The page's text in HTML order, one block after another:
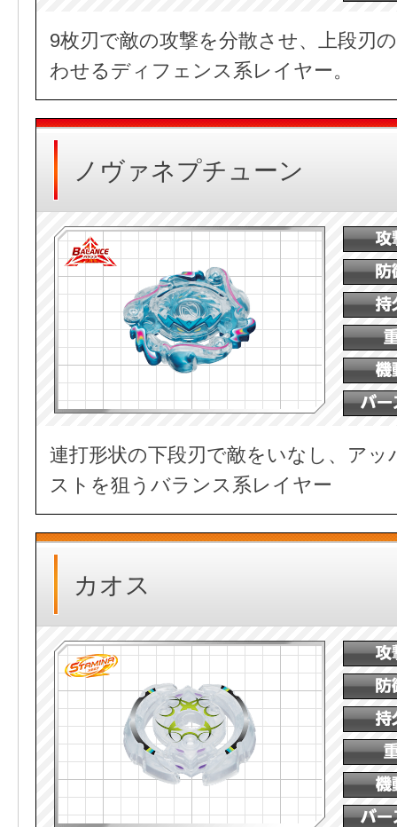
9枚刃で敵の攻撃を分散させ、上段刃
わせるディフェンス系レイヤー。
ノヴァネプチューン
連打形状の下段刃で敵をいなし、アッ
ストを狙うバランス系レイヤー
カオス